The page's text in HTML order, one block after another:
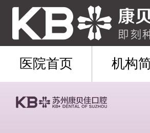
医院首页 机构